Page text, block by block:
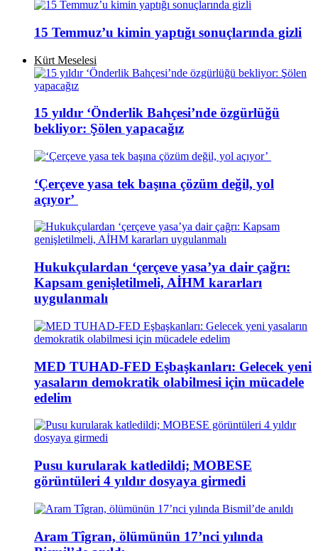
15 Temmuz’u kimin yaptığı sonuçlarında gizli
Kürt Meselesi
15 yıldır ‘Önderlik Bahçesi’nde özgürlüğü
bekliyor: Şölen yapacağız
‘Çerçeve yasa tek başına çözüm değil, yol
açıyor’
Hukukçulardan ‘çerçeve yasa’ya dair çağrı:
Kapsam genişletilmeli, AİHM kararları
uygulanmalı
MED TUHAD-FED Eşbaşkanları: Gelecek yeni
yasaların demokratik olabilmesi için mücadele
edelim
Pusu kurularak katledildi; MOBESE
görüntüleri 4 yıldır dosyaya girmedi
Aram Tîgran, ölümünün 17’nci yılında